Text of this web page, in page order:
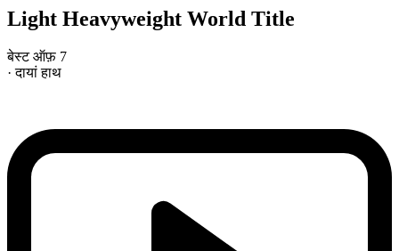
Light Heavyweight World Title
बेस्ट ऑफ़ 7
· दायां हाथ